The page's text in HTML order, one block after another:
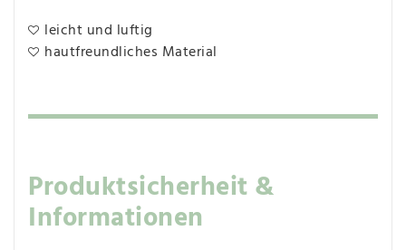
leicht und luftig
hautfreundliches Material
Produktsicherheit &
Informationen